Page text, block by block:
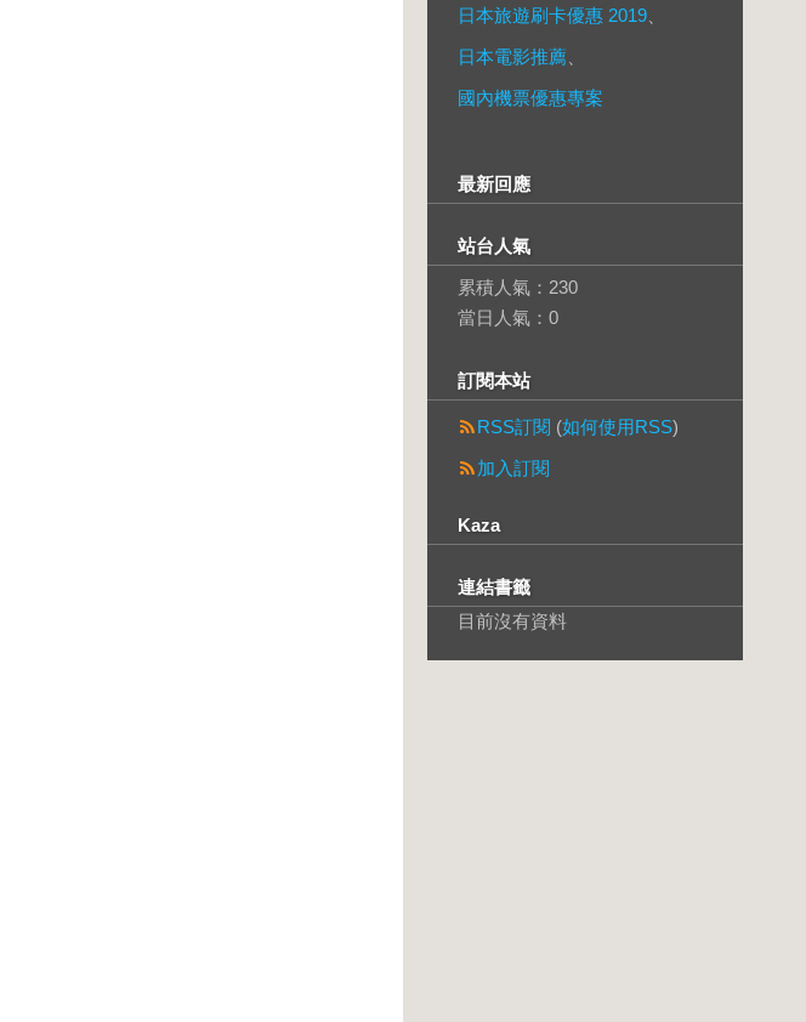
日本旅遊刷卡優惠 2019
日本電影推薦
國內機票優惠專案
最新回應
站台人氣
累積人氣： 230
當日人氣： 0
訂閱本站
RSS訂閱 (如何使用RSS)
加入訂閱
Kaza
連結書籤
目前沒有資料